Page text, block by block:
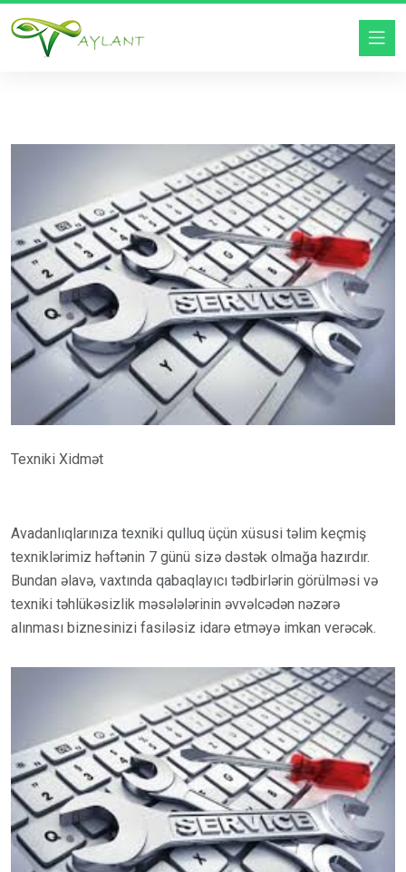
Texniki Xidmət
Avadanlıqlarınıza texniki qulluq üçün xüsusi təlim keçmiş
texniklərimiz həftənin 7 günü sizə dəstək olmağa hazırdır.
Bundan əlavə, vaxtında qabaqlayıcı tədbirlərin görülməsi və
texniki təhlükəsizlik məsələlərinin əvvəlcədən nəzərə
alınması biznesinizi fasiləsiz idarə etməyə imkan verəcək.